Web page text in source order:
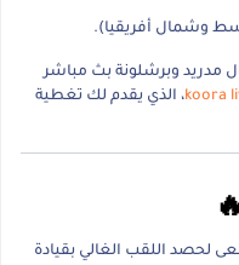
مدريد وبرشلونة بث مباشر
، الذي يقدم لك تغطية
لحصد اللقب الغالي بقيادة